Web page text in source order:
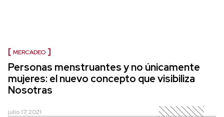
MERCADEO
Personas menstruantes y no únicamente
mujeres: el nuevo concepto que visibiliza
Nosotras
julio 17, 2021